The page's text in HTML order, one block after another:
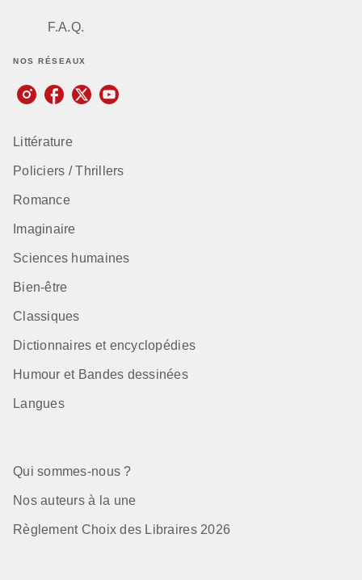
F.A.Q.
NOS RÉSEAUX
Littérature
Policiers / Thrillers
Romance
Imaginaire
Sciences humaines
Bien-être
Classiques
Dictionnaires et encyclopédies
Humour et Bandes dessinées
Langues
Qui sommes-nous ?
Nos auteurs à la une
Règlement Choix des Libraires 2026